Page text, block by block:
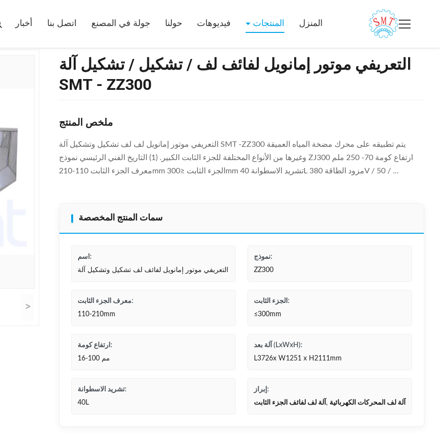
المنزل المنتجات فيديوهات حولنا جولة في المصنع اتصل بنا أخبار
>
التعريفي موتور إمانويل لفائف لف / تشكيل / تشكيل آلة
SMT - ZZ300
ملخص المنتج
التعريفي موتور إمانويل لف لف تشكيل وتشكيل آلة SMT -ZZ300 يتم تطبيقه على محرك مضخة المياه العميقة
وغيرها من الأنواع المختلفة للجزء الثابت الكبير. (1) التاريخ الفني الرئيسي نموذج ZJ300 ارتفاع كومة 70- 250 ملم
معرف الجزء الثابت 110-210mm الجزء الثابت ≤300mm تشريد الاسطوانة 40L مزود الطاقة 380V / 50 / ...
سمات المنتج المخصصة
اسم:
التعريفي موتور إمانويل لفائف لف تشكيل وتشكيل آلة
نموذج:
ZZ300
معرف الجزء الثابت:
110-210mm
الجزء الثابت:
≤300mm
ارتفاع كومة:
16-100 مم
آلة بعد (LxWxH):
L3726x W1251 x H2111mm
تشريد الاسطوانة:
40L
إبراز:
آلة لف لفائف الجزء الثابت , آلة لف المحركات الكهربائية